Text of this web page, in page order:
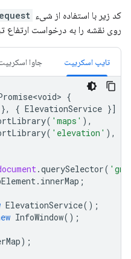
کد زیر با استفاده از شیء
روی نقشه را به درخواست ارتفاع
تایپ اسکریپت جاوا
{
}, { ElevationService }]
( 'maps' ),
( 'elevation' ),
.querySelector(
. innerMap ;
ElevationService();
InfoWindow();
);